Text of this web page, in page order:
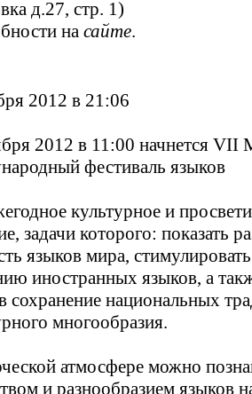
д.27, стр. 1)
на сайте.
2012 в 21:06
2012 в 11:00 начнется VII
фестиваль языков
культурное и
задачи которого: показать
языков мира,
иностранных языков, а
сохранение национальных
многообразия.
атмосфере можно
и разнообразием языков